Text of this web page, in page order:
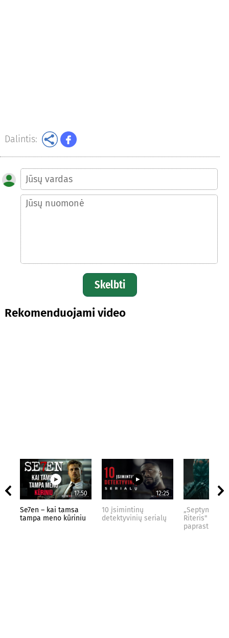
Dalintis:
Skelbti
Rekomenduojami video
17:50
Se7en – kai tamsa
tampa meno kūriniu
12:25
10 įsimintinų
detektyvinių serialų
„Septynių
Riteris" – kai
paprastumas